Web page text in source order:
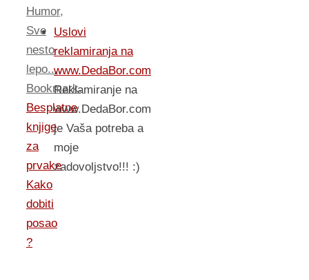
Humor,
Sve
nesto
lepo....
Bookmark.
Besplatne
knjige
za
prvake
Kako
dobiti
posao
?
Uslovi
reklamiranja na
www.DedaBor.com
Reklamiranje na
www.DedaBor.com
je Vaša potreba a
moje
zadovoljstvo!!! :)